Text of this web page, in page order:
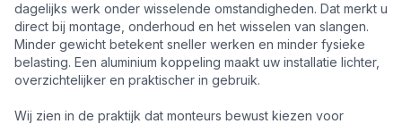
dagelijks werk onder wisselende omstandigheden. Dat merkt u
direct bij montage, onderhoud en het wisselen van slangen.
Minder gewicht betekent sneller werken en minder fysieke
belasting. Een aluminium koppeling maakt uw installatie lichter,
overzichtelijker en praktischer in gebruik.
Wij zien in de praktijk dat monteurs bewust kiezen voor